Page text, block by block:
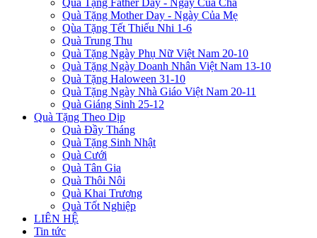
Quà Tặng Father Day - Ngày Của Cha
Quà Tặng Mother Day - Ngày Của Mẹ
Qùa Tặng Tết Thiếu Nhi 1-6
Quà Trung Thu
Quà Tặng Ngày Phụ Nữ Việt Nam 20-10
Quà Tặng Ngày Doanh Nhân Việt Nam 13-10
Quà Tặng Haloween 31-10
Quà Tặng Ngày Nhà Giáo Việt Nam 20-11
Quà Giáng Sinh 25-12
Quà Tặng Theo Dịp
Quà Đầy Tháng
Quà Tặng Sinh Nhật
Quà Cưới
Quà Tân Gia
Quà Thôi Nôi
Quà Khai Trương
Quà Tốt Nghiệp
LIÊN HỆ
Tin tức